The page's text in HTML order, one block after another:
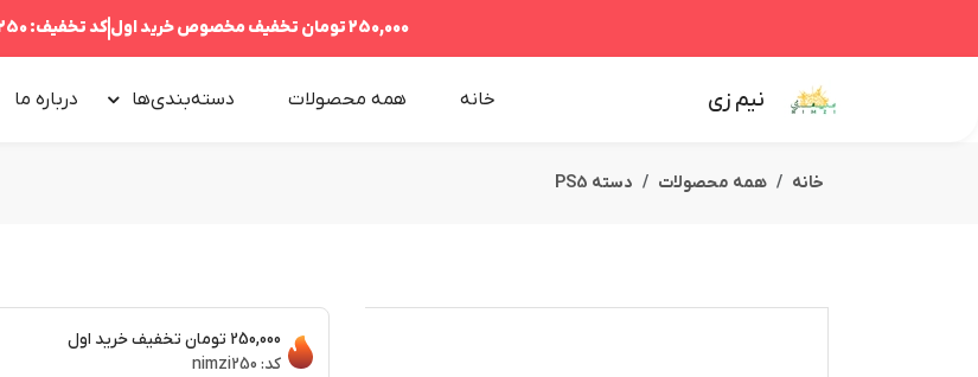
250,000 تومان تخفیف مخصوص خرید اولکد تخفیف:
نیم زی خانه همه محصولات دسته‌بندی‌ها درباره‌ ما
خانه همه محصولات دسته PS5
250,000 تومان
تخفیف خرید اول
کد: nimzi250